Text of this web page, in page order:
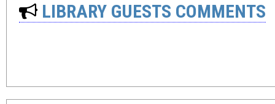
LIBRARY GUESTS COMMENTS